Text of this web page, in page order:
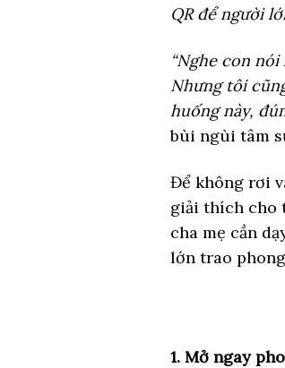
QR để người
“Nghe con
Nhưng tôi
huống này,
bùi ngùi tâm
Để không rơi
giải thích cho
cha mẹ cần
lớn trao
1. Mở ngay